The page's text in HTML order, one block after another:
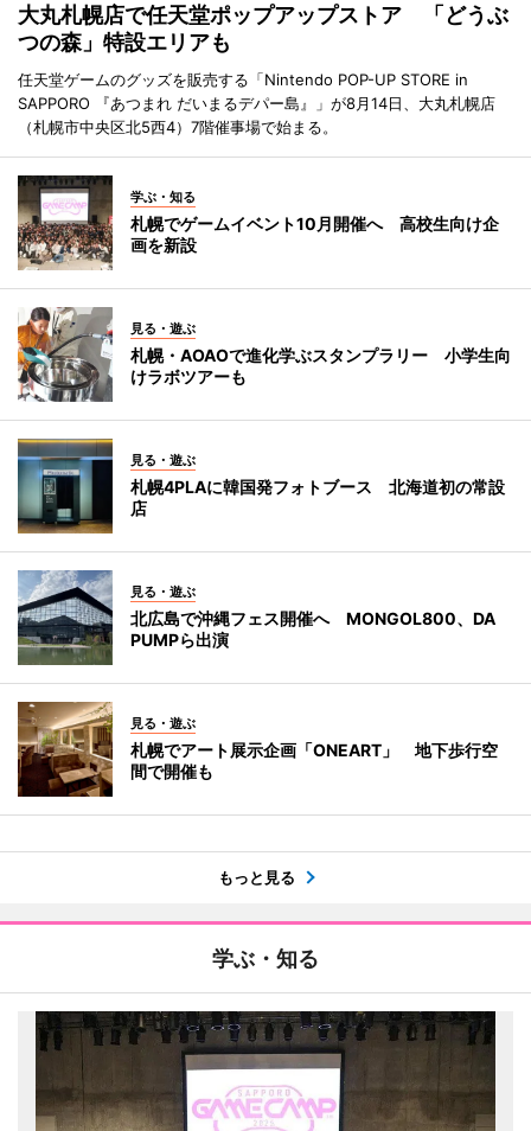
大丸札幌店で任天堂ポップアップストア 「どうぶ
つの森」特設エリアも
任天堂ゲームのグッズを販売する「Nintendo POP-UP STORE in
SAPPORO 『あつまれ だいまるデパー島』」が8月14日、大丸札幌店
（札幌市中央区北5西4）7階催事場で始まる。
学ぶ・知る
札幌でゲームイベント10月開催へ 高校生向け企
画を新設
見る・遊ぶ
札幌・AOAOで進化学ぶスタンプラリー 小学生向
けラボツアーも
見る・遊ぶ
札幌4PLAに韓国発フォトブース 北海道初の常設
店
見る・遊ぶ
北広島で沖縄フェス開催へ MONGOL800、DA
PUMPら出演
見る・遊ぶ
札幌でアート展示企画「ONEART」 地下歩行空
間で開催も
もっと見る
学ぶ・知る